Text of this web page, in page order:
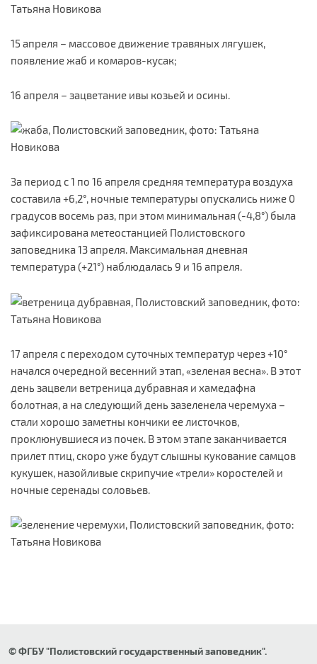
15 апреля – массовое движение травяных лягушек,
появление жаб и комаров-кусак;
16 апреля – зацветание ивы козьей и осины.
За период с 1 по 16 апреля средняя температура воздуха
составила +6,2°, ночные температуры опускались ниже 0
градусов восемь раз, при этом минимальная (-4,8°) была
зафиксирована метеостанцией Полистовского
заповедника 13 апреля. Максимальная дневная
температура (+21°) наблюдалась 9 и 16 апреля.
17 апреля с переходом суточных температур через +10°
начался очередной весенний этап, «зеленая весна». В этот
день зацвели ветреница дубравная и хамедафна
болотная, а на следующий день зазеленела черемуха –
стали хорошо заметны кончики ее листочков,
проклюнувшиеся из почек. В этом этапе заканчивается
прилет птиц, скоро уже будут слышны кукование самцов
кукушек, назойливые скрипучие «трели» коростелей и
ночные серенады соловьев.
© ФГБУ "Полистовский государственный заповедник".